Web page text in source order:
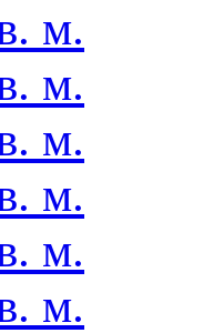
м.
м.
м.
м.
м.
м.